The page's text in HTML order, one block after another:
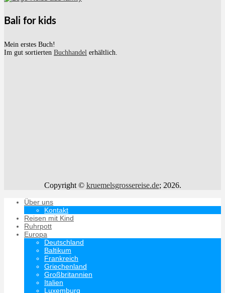
Bali for kids
Mein erstes Buch!
Im gut sortierten Buchhandel erhältlich.
Copyright © kruemelsgrossereise.de; 2026.
Über uns
Kontakt
Reisen mit Kind
Ruhrpott
Europa
Deutschland
Baltikum
Frankreich
Griechenland
Großbritannien
Italien
Luxemburg